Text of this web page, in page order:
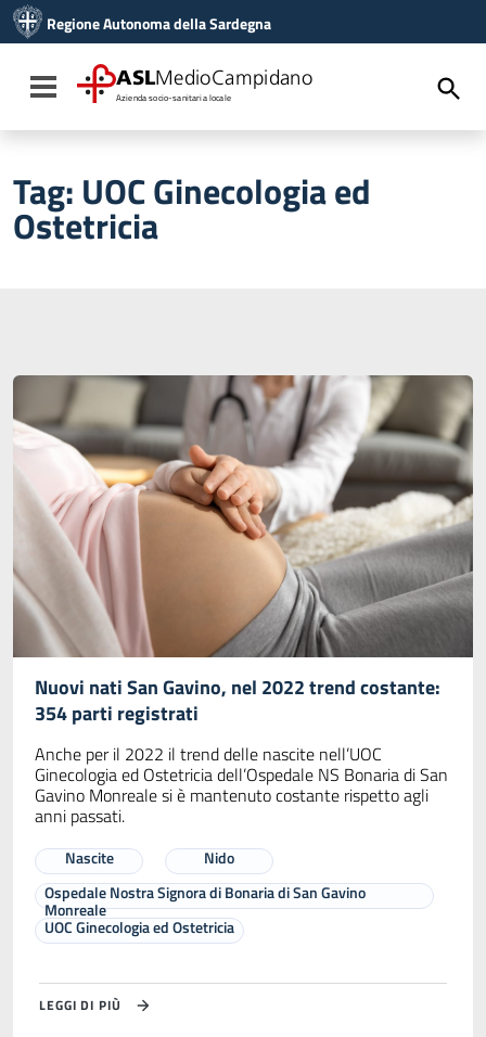
Vai al menu di navigazione
Vai al footer
Regione Autonoma della Sardegna
Toggle navigation
ASLMedioCampidano
Azienda socio-sanitaria locale
Tag: UOC Ginecologia ed
Ostetricia
Nuovi nati San Gavino, nel 2022 trend costante:
354 parti registrati
Anche per il 2022 il trend delle nascite nell’UOC
Ginecologia ed Ostetricia dell’Ospedale NS Bonaria di San
Gavino Monreale si è mantenuto costante rispetto agli
anni passati.
Nascite
Nido
Ospedale Nostra Signora di Bonaria di San Gavino
Monreale
UOC Ginecologia ed Ostetricia
LEGGI DI PIÙ